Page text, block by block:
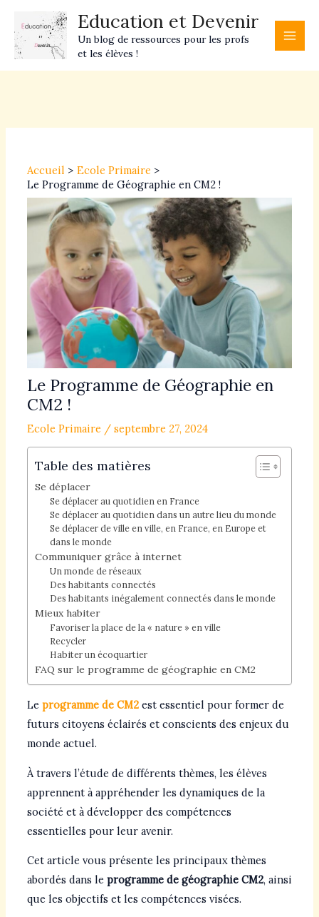
contenu
Education et Devenir
Un blog de ressources pour les profs
et les élèves !
Accueil
Ecole Primaire
Le Programme de Géographie en CM2 !
Le Programme de Géographie en
CM2 !
Ecole Primaire / septembre 27, 2024
Table des matières
Se déplacer
Se déplacer au quotidien en France
Se déplacer au quotidien dans un autre lieu du monde
Se déplacer de ville en ville, en France, en Europe et
dans le monde
Communiquer grâce à internet
Un monde de réseaux
Des habitants connectés
Des habitants inégalement connectés dans le monde
Mieux habiter
Favoriser la place de la « nature » en ville
Recycler
Habiter un écoquartier
FAQ sur le programme de géographie en CM2
Le programme de CM2est essentiel pour former de
futurs citoyens éclairés et conscients des enjeux du
monde actuel.
À travers l’étude de différents thèmes, les élèves
apprennent à appréhender les dynamiques de la
société et à développer des compétences
essentielles pour leur avenir.
Cet article vous présente les principaux thèmes
abordés dans le programme de géographie CM2, ainsi
que les objectifs et les compétences visées.